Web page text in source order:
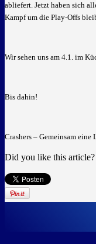
abliefert. Jetzt haben sich
Kampf um die Play-Offs
Wir sehen uns am 4.1. im
Bis dahin!
Crashers – Gemeinsam eine
Did you like this